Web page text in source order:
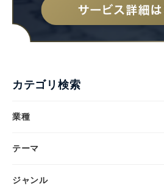
カテゴリ検索
業種
テーマ
ジャンル